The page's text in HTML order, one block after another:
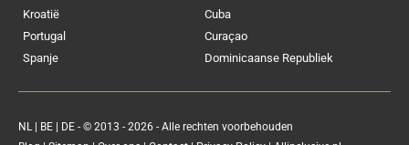
Kroatië
Portugal
Spanje
Cuba
Curaçao
Dominicaanse Republiek
NL| BE | DE - © 2013 - 2026 - Alle rechten voorbehouden